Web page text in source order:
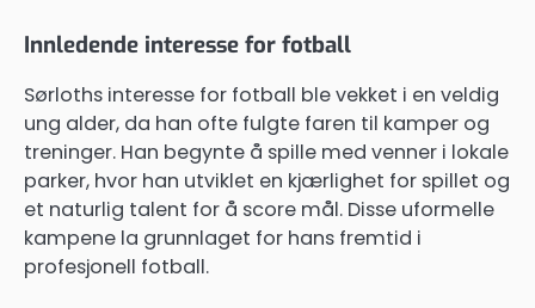
Innledende interesse for fotball
Sørloths interesse for fotball ble vekket i en veldig
ung alder, da han ofte fulgte faren til kamper og
treninger. Han begynte å spille med venner i lokale
parker, hvor han utviklet en kjærlighet for spillet og
et naturlig talent for å score mål. Disse uformelle
kampene la grunnlaget for hans fremtid i
profesjonell fotball.